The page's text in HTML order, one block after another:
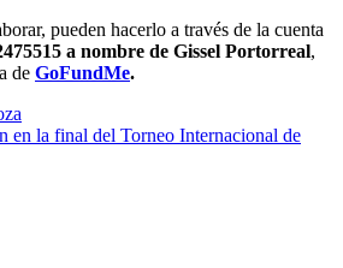
pueden hacerlo a través de la cuenta
a nombre de Gissel Portorreal,
de GoFundMe.
en la final del Torneo Internacional de